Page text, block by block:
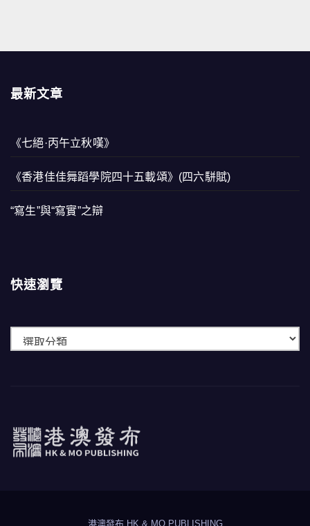
最新文章
《七絕·丙午立秋嘆》
《香港佳佳舞蹈學院四十五載頌》(四六駢賦)
“寫生”與“寫實”之辯
快速瀏覽
港澳發布 HK & MO PUBLISHING